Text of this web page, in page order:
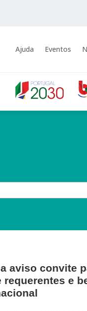
Ajuda Eventos
aviso convite
requerentes e